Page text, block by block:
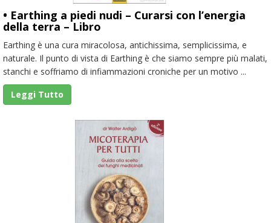
• Earthing a piedi nudi – Curarsi con l’energia
della terra – Libro
Earthing è una cura miracolosa, antichissima, semplicissima, e
naturale. Il punto di vista di Earthing è che siamo sempre più malati,
stanchi e soffriamo di infiammazioni croniche per un motivo ...
Leggi Tutto